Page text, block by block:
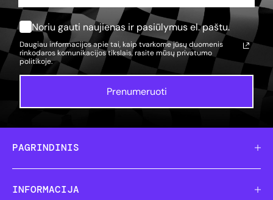
Noriu gauti naujienas ir pasiūlymus el. paštu.
Daugiau informacijos apie tai, kaip tvarkome jūsų duomenis
rinkodaros komunikacijos tikslais, rasite mūsų privatumo
politikoje.
Prenumeruoti
PAGRINDINIS
INFORMACIJA